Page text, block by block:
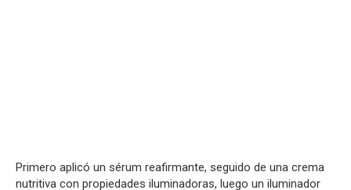
Primero aplicó un sérum reafirmante, seguido de una crema
nutritiva con propiedades iluminadoras, luego un iluminador